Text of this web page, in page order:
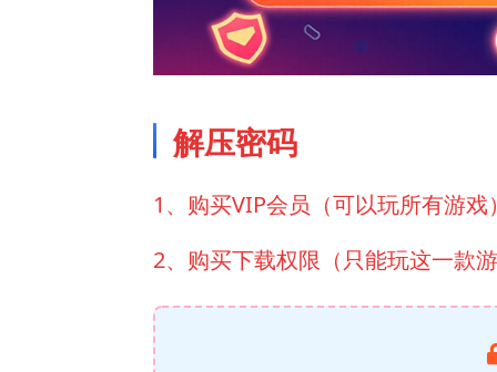
解压密码
1、购买VIP会员（可以玩所有游
2、购买下载权限（只能玩这一款